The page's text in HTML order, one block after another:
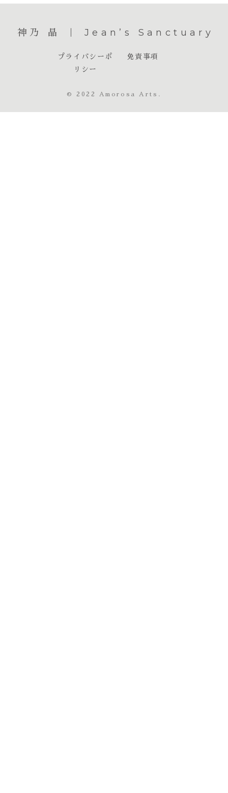
神乃 晶 ｜ Jean’s Sanctuary
プライバシーポ
リシー
免責事項
© 2022 Amorosa Arts.